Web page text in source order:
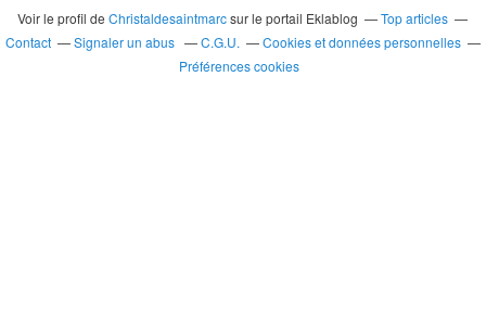
Voir le profil deChristaldesaintmarcsur le portail Eklablog
Top articles
Contact
Signaler un abus C.G.U.
Cookies et données personnelles
Préférences cookies